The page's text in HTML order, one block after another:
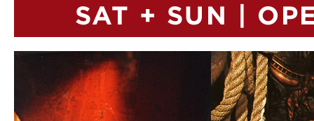
SAT + SUN |